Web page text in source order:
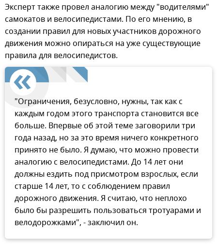
Эксперт также провел аналогию между "водителями"
самокатов и велосипедистами. По его мнению, в
создании правил для новых участников дорожного
движения можно опираться на уже существующие
правила для велосипедистов.
"Ограничения, безусловно, нужны, так как с
каждым годом этого транспорта становится все
больше. Впервые об этой теме заговорили три
года назад, но за это время ничего конкретного
принято не было. Я думаю, что можно провести
аналогию с велосипедистами. До 14 лет они
должны ездить под присмотром взрослых, если
старше 14 лет, то с соблюдением правил
дорожного движения. Я считаю, что неплохо
было бы разрешить пользоваться тротуарами и
велодорожками", - заключил он.